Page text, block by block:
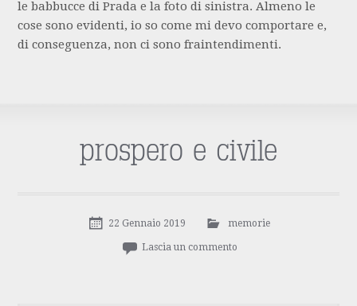
le babbucce di Prada e la foto di sinistra. Almeno le
cose sono evidenti, io so come mi devo comportare e,
di conseguenza, non ci sono fraintendimenti.
prospero e civile
22 Gennaio 2019 memorie
Lascia un commento